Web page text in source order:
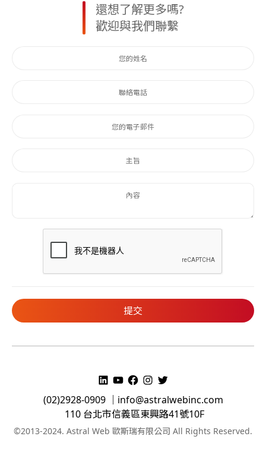
還想了解更多嗎?
歡迎與我們聯繫
(02)2928-0909 ｜ info@astralwebinc.com
110 台北市信義區東興路41號10F
©2013-2024. Astral Web 歐斯瑞有限公司 All Rights Reserved.